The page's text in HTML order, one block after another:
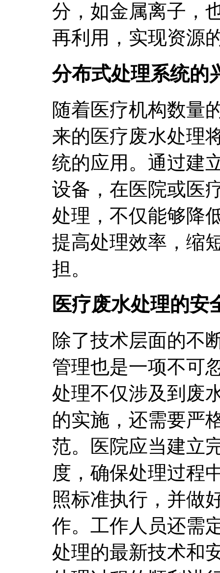
分，如金属离子，
再利用，实现资源
分布式处理系统的
随着医疗机构数量
来的医疗废水处理
统的应用。通过建
设备，在医院或医
处理，不仅能够降
提高处理效率，缩
担。
医疗废水处理的安
除了技术层面的不
管理也是一项不可
处理不仅涉及到废
的实施，还需要严
范。医院应当建立
度，确保处理过程
照标准执行，并做
作。工作人员还需
处理的最新技术和